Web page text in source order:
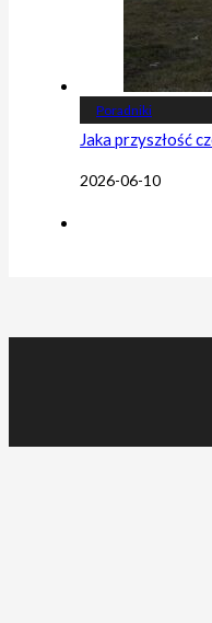
Poradniki
Jaka przyszłość
2026-06-10